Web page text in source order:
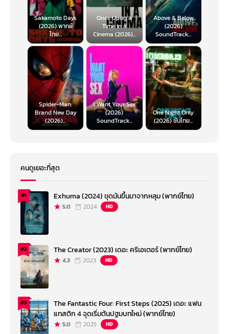
Sakamoto Days
(2026) พากย์
ไทย...
Once Upon a
Time in a
Cinema (2026)...
Above & Below
(2026)
SoundTrack...
Spider-Man:
Brand New Day
(2026)...
I Want Your Sex
(2026)
SoundTrack...
One Night Only
(2026) ซับไทย...
คนดูเยอะที่สุด
#1 Exhuma (2024) ขุดมันขึ้นมาจากหลุม (พากย์ไทย)
5.0 2024 HD
#2 The Creator (2023) เดอะ ครีเอเตอร์ (พากย์ไทย)
4.3 2023 HD
#3
The Fantastic Four: First Steps (2025) เดอะ แฟน
แทสติก 4 จุดเริ่มต้นปฐมบทใหม่ (พากย์ไทย)
5.0 2025 HD